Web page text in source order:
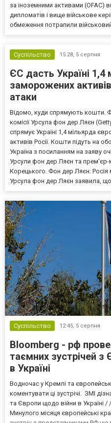
за іноземними активами (OFAC)
дипломатів і вище військове
обмеження потрапили
Суспільство 15:28, 5 серпня
ЄС дасть Україні
заморожених
атаки
Відомо, куди спрямують кошти.
комісії Урсула фон дер Ляєн
спрямує Україні 1,4 мільярда
активів Росії. Кошти підуть на
Україна з посиланням на заяву
Урсули фон дер Ляєн та прем'єр-
Корецького. Фон дер Ляєн: Росія
Урсула фон дер Ляєн заявила,
Суспільство 12:45, 5 серпня
Bloomberg - рф
таємних зустрічей
в Україні
Водночас у Кремлі та
коментувати ці зустрічі. ЗМІ
та Європи щодо війни в Україні
Минулого місяця європейські